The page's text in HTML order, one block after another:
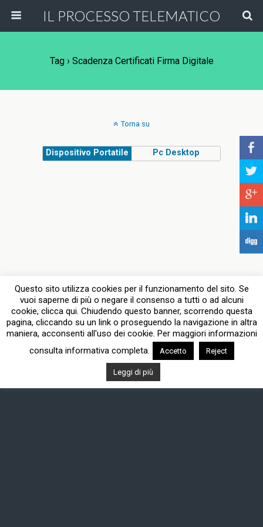
IL PROCESSO TELEMATICO
Tag › Scadenza Certificati Firma Digitale
Torna su
Dispositivo Portatile Pc Desktop
Questo sito utilizza cookies per il funzionamento del sito. Se
vuoi saperne di più o negare il consenso a tutti o ad alcuni
cookie, clicca qui. Chiudendo questo banner, scorrendo questa
pagina, cliccando su un link o proseguendo la navigazione in altra
maniera, acconsenti all'uso dei cookie. Per maggiori informazioni
consulta informativa completa.
Accetto Reject
Leggi di più
b
a
c
j
F